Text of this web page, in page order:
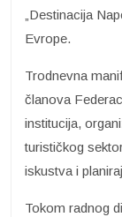
„Destinacija
Evrope.
Trodnevna
članova
institucija,
turističkog
iskustva i
Tokom radnog